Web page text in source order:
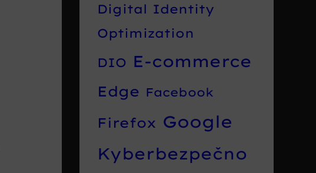
Digital Identity
Optimization
DIO E-commerce
Edge Facebook
Firefox Google
Kyberbezpečno